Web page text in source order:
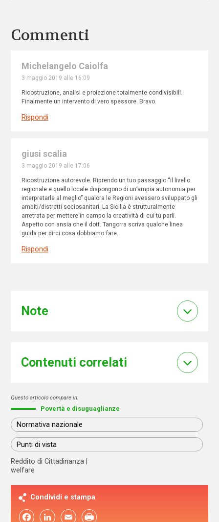
Commenti
Michelangelo Caiolfa
3 maggio 2019 alle 16:09
Ricostruzione, analisi e proiezione totalmente condivisibili.
Finalmente un intervento di vero spessore. Bravo.
Rispondi
giusi scalia
3 maggio 2019 alle 17:06
Ricostruzione autorevole. Riprendo un tuo passaggio “il livello
regionale e quello locale dispongono di un’ampia autonomia per
interpretarle al meglio” qualora le Regioni avessero sviluppato gli
ambiti/distretti sociosanitari. La Sicilia è strutturalmente
arretrata per mettere in campo la creatività di cui tu parli.
Aspetto con ansia che il dott. Tangorra scriva qualche linea
guida per dirci cosa dobbiamo fare.
Rispondi
Note
Contenuti correlati
Questo articolo compare in:
Povertà e disuguaglianze
Normativa nazionale
Punti di vista
Reddito di Cittadinanza
welfare
Condividi e stampa
FacebookLinkedIn Email